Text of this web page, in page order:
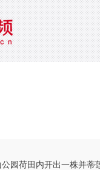
园荷田内开出一株并蒂